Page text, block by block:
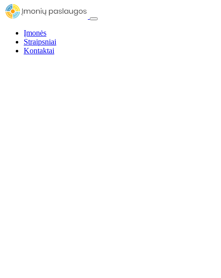
Įmonės
Straipsniai
Kontaktai